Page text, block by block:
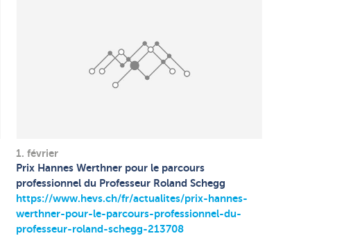
1. février
Prix Hannes Werthner pour le parcours
professionnel du Professeur Roland Schegg
https://www.hevs.ch/fr/actualites/prix-hannes-
werthner-pour-le-parcours-professionnel-du-
professeur-roland-schegg-213708